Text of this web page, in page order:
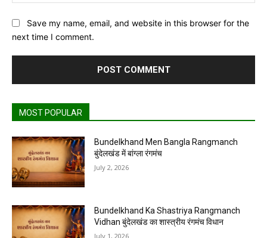
Save my name, email, and website in this browser for the
next time I comment.
MOST POPULAR
Bundelkhand Men Bangla Rangmanch
बुंदेलखंड में बांग्ला रंगमंच
July 2, 2026
Bundelkhand Ka Shastriya Rangmanch
Vidhan बुंदेलखंड का शास्त्रीय रंगमंच विधान
July 1, 2026